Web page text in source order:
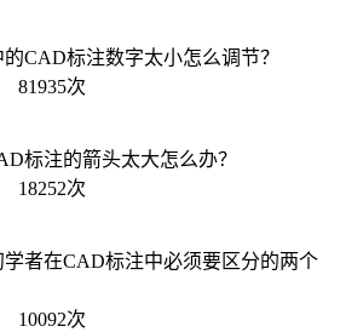
CAD标注数字太小怎么调节？
81935次
标注的箭头太大怎么办？
18252次
者在CAD标注中必须要区分的两个
10092次